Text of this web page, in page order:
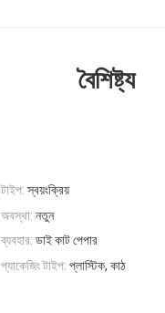
বৈশিষ্ট্য
টাইপ: স্বয়ংক্রিয়
অবস্থা: নতুন
ব্যবহার: ডাই কাট পেপার
প্যাকেজিং টাইপ: প্লাস্টিক, কাঠ